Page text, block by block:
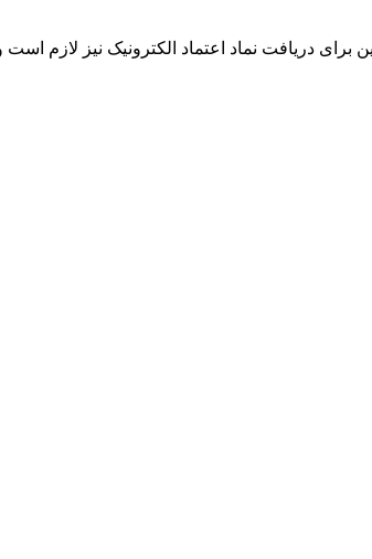
دریافت نماد اعتماد الکترونیک نیز لازم است